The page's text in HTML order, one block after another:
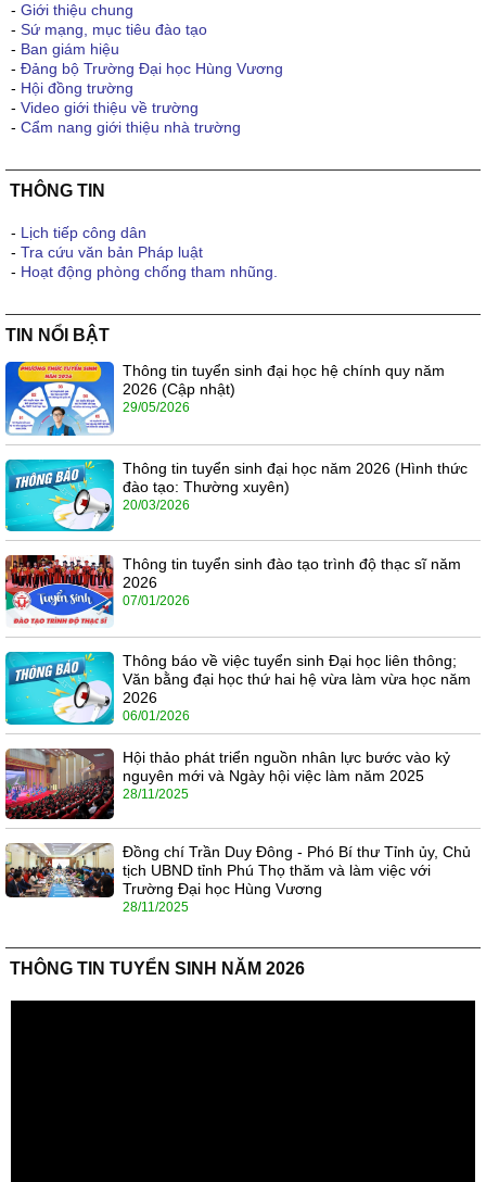
- Giới thiệu chung
- Sứ mạng, mục tiêu đào tạo
- Ban giám hiệu
- Đảng bộ Trường Đại học Hùng Vương
- Hội đồng trường
- Video giới thiệu về trường
- Cẩm nang giới thiệu nhà trường
THÔNG TIN
- Lịch tiếp công dân
- Tra cứu văn bản Pháp luật
- Hoạt động phòng chống tham nhũng.
TIN NỔI BẬT
Thông tin tuyển sinh đại học hệ chính quy năm
2026 (Cập nhật)
29/05/2026
Thông tin tuyển sinh đại học năm 2026 (Hình thức
đào tạo: Thường xuyên)
20/03/2026
Thông tin tuyển sinh đào tạo trình độ thạc sĩ năm
2026
07/01/2026
Thông báo về việc tuyển sinh Đại học liên thông;
Văn bằng đại học thứ hai hệ vừa làm vừa học năm
2026
06/01/2026
Hội thảo phát triển nguồn nhân lực bước vào kỷ
nguyên mới và Ngày hội việc làm năm 2025
28/11/2025
Đồng chí Trần Duy Đông - Phó Bí thư Tỉnh ủy, Chủ
tịch UBND tỉnh Phú Thọ thăm và làm việc với
Trường Đại học Hùng Vương
28/11/2025
THÔNG TIN TUYỂN SINH NĂM 2026